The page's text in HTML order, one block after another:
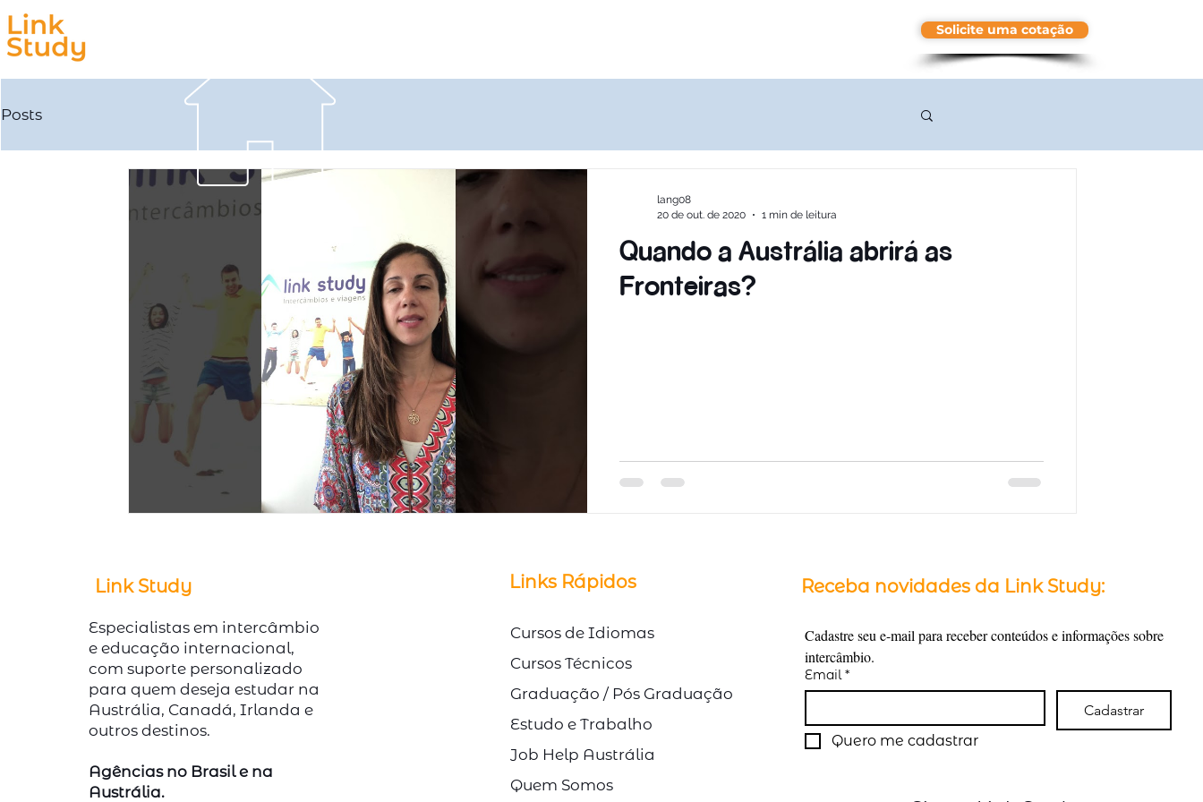
Solicite uma cotação
Posts
Quando a Austrália abrirá as
Fronteiras?
lang08
20 de out. de 2020
1 min de leitura
Link Study
Especialistas em intercâmbio
e educação internacional,
com suporte personalizado
para quem deseja estudar na
Austrália, Canadá, Irlanda e
outros destinos.
Agências no Brasil e na
Austrália.
Links Rápidos
Cursos de Idiomas
Cursos Técnicos
Graduação / Pós Graduação
Estudo e Trabalho
Job Help Austrália
Quem Somos
Receba novidades da Link Study:
Cadastre seu e-mail para receber conteúdos e informações sobre
intercâmbio.
Email *
Cadastrar
Quero me cadastrar